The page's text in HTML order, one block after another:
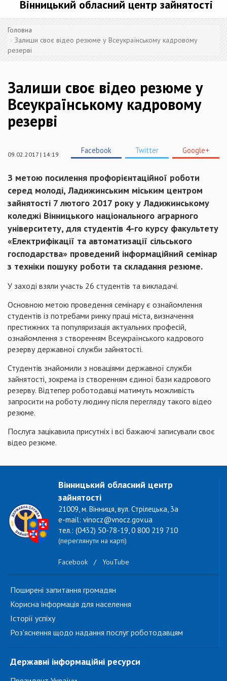
Вінницький обласний центр зайнятості
Головна
Залиши своє відео резюме у Всеукраїнському кадровому
резерві
Залиши своє відео резюме у
Всеукраїнському кадровому
резерві
09.02.2017 | 14:19 Facebook Twitter Google+
З метою посилення профорієнтаційної роботи
серед молоді, Ладижинським міським центром
зайнятості 7 лютого 2017 року у Ладижинському
коледжі Вінницького національного аграрного
університету, для студентів 4-го курсу факультету
«Електрифікації та автоматизації сільського
господарства» проведений інформаційний семінар
з техніки пошуку роботи та складання резюме.
У заході взяли участь 26 студентів та викладачі.
Основною метою проведення семінару є ознайомлення
студентів із потребами ринку праці міста, визначення
престижних та популяризація актуальних професій,
ознайомлення з створенням Всеукраїнського кадрового
резерву державної служби зайнятості.
Студентів знайомили з новаціями державної служби
зайнятості, зокрема із створенням єдиної бази кадрового
резерву. Відтепер роботодавці матимуть можливість
запросити на роботу людину після перегляду такого відео
резюме.
Послуга зацікавила присутніх і всі бажаючі записували своє
відео резюме.
Вінницький обласний центр
зайнятості
21009, м. Вінниця, вул. Стрілецька, 3а
e-mail: vinocz@vnocz.gov.ua
тел.: (0432) 50-78-19, 0 800 219 710
(переглянути на карті)
Facebook / YouTube
Поширені запитання громадян
Корисна інформація для населення
Історії успіху
Роз'яснення щодо надання послуг роботодавцям
Державні інформаційні ресурси